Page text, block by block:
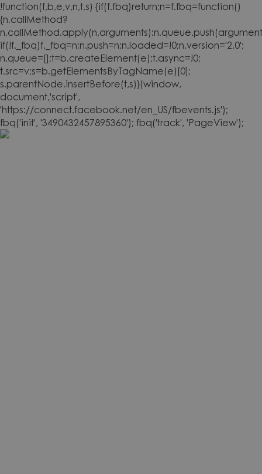
!function(f,b,e,v,n,t,s) {if(f.fbq)return;n=f.fbq=function()
{n.callMethod?
if(!f._fbq)f._fbq=n;n.push=n;n.loaded=!0;n.version='2.0';
n.queue=[];t=b.createElement(e);t.async=!0;
t.src=v;s=b.getElementsByTagName(e)[0];
s.parentNode.insertBefore(t,s)}(window,
document,'script',
'https://connect.facebook.net/en_US/fbevents.js');
fbq('init', '3490432457895360'); fbq('track', 'PageView');